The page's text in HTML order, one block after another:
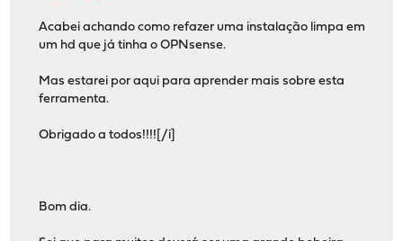
Acabei achando como refazer uma instalação limpa em
um hd que já tinha o OPNsense.
Mas estarei por aqui para aprender mais sobre esta
ferramenta.
Obrigado a todos!!!![/i]
Bom dia.